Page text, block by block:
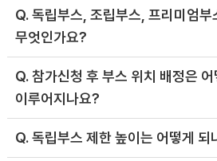
Q. 독립부스, 조립부스, 프리미엄부
무엇인가요?
Q. 참가신청 후 부스 위치 배정은 어
이루어지나요?
Q. 독립부스 제한 높이는 어떻게 되